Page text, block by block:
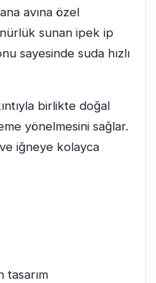
avına özel
sunan ipek ip
sayesinde suda hızlı
birlikte doğal
yönelmesini sağlar.
iğneye kolayca
tasarım